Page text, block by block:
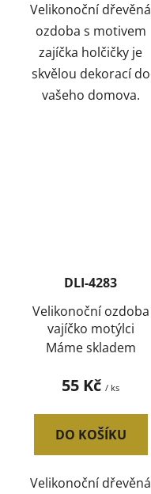
Velikonoční dřevěná
ozdoba s motivem
zajíčka holčičky je
skvělou dekorací do
vašeho domova.
DLI-4283
Velikonoční ozdoba
vajíčko motýlci
Máme skladem
55 Kč / ks
DO KOŠÍKU
Velikonoční dřevěná